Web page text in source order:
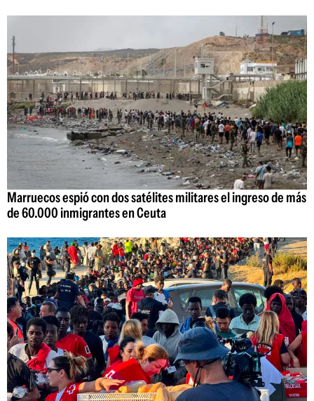
Marruecos espió con dos satélites militares el ingreso de más
de 60.000 inmigrantes en Ceuta